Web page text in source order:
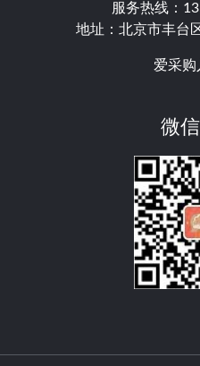
服务热线：
地址：北京市丰台
爱采购
微